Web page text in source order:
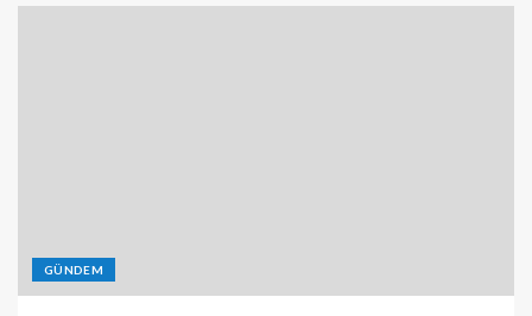
GÜNDEM